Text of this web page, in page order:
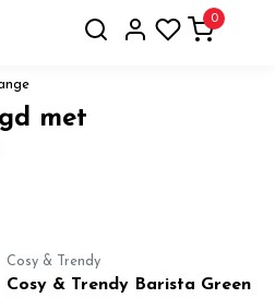
0
met
Cosy & Trendy
Cosy & Trendy Barista Green